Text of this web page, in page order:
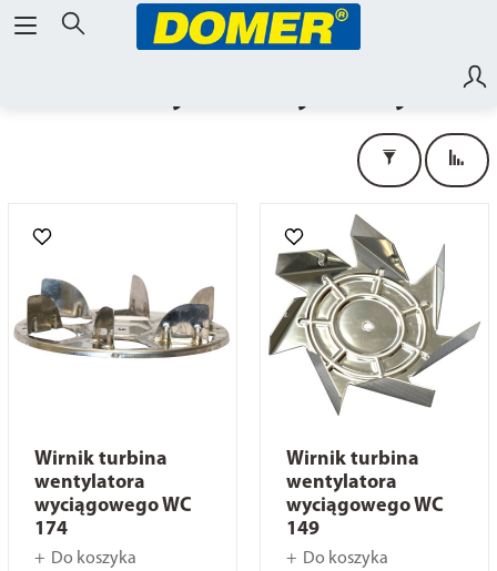
Wirnik turbina
wentylatora
wyciągowego WC
174
Do koszyka
Wirnik turbina
wentylatora
wyciągowego WC
149
Do koszyka